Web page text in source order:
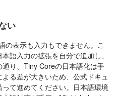
い
の表示も入力もできません。こ
語入力の拡張を自分で追加し、
り、Tiny Coreの日本語化は手
る差が大きいため、公式ドキュ
て進めてください。日本語環境